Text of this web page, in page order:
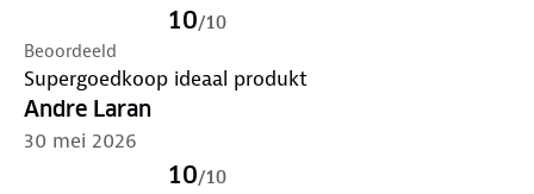
10/10
Beoordeeld
Supergoedkoop ideaal produkt
Andre Laran
30 mei 2026
10/10